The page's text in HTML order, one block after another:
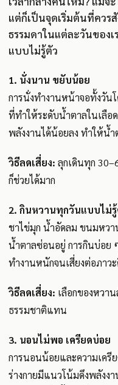
แต่ก็เป็นจุดเริ่มต้นที่ควร
ธรรมดาในแต่ละวันของ
แบบไม่รู้ตัว
1. นั่งนาน ขยับน้อย
การนั่งทำงานหน้าจอทั้งวัน
ที่ทำให้ระดับน้ำตาลในเลือ
พลังงานได้น้อยลง ทำให้น้
วิธีลดเสี่ยง: ลุกเดินทุก
ก็ช่วยได้มาก
2. กินหวานทุกวันแบบไม่
ชาไข่มุก น้ำอัดลม ขนมหว
น้ำตาลซ่อนอยู่ การกินบ่อย
ทำงานหนักจนเสี่ยงต่อภาว
วิธีลดเสี่ยง: เลือกของหวา
ธรรมชาติแทน
3. นอนไม่พอ เครียดบ่อย
การนอนน้อยและความเครี
ร่างกายมีแนวโน้มดึงพลังง